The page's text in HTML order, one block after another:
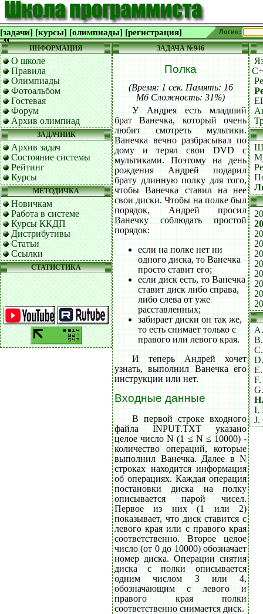
[задачи] [курсы] [олимпиады] [регистрация] Логин:
ИНФОРМАЦИЯ
О школе
Правила
Олимпиады
Фотоальбом
Гостевая
Форум
Архив олимпиад
ЗАДАЧНИК
Архив задач
Состояние системы
Рейтинг
Курсы
МЕТОДИЧКА
Новичкам
Работа в системе
Курсы ККДП
Дистрибутивы
Статьи
Ссылки
СТАТИСТИКА
ЗАДАЧА №946
Полка
(Время: 1 сек. Память: 16
Мб Сложность: 31%)
У Андрея есть младший
брат Ванечка, который очень
любит смотреть мультики.
Ванечка вечно разбрасывал по
дому и терял свои DVD с
мультиками. Поэтому на день
рождения Андрей подарил
брату длинную полку для того,
чтобы Ванечка ставил на нее
свои диски. Чтобы на полке был
порядок, Андрей просил
Ванечку соблюдать простой
порядок:
если на полке нет ни
одного диска, то Ванечка
просто ставит его;
если диск есть, то Ванечка
ставит диск либо справа,
либо слева от уже
расставленных;
забирает диски он так же,
то есть снимает только с
правого или левого края.
И теперь Андрей хочет
узнать, выполнил Ванечка его
инструкции или нет.
Входные данные
В первой строке входного
файла INPUT.TXT указано
целое число N (1 ≤ N ≤ 10000) -
количество операций, которые
выполнил Ванечка. Далее в N
строках находится информация
об операциях. Каждая операция
постановки диска на полку
описывается парой чисел.
Первое из них (1 или 2)
показывает, что диск ставится с
левого края или с правого края
соответственно. Второе целое
число (от 0 до 10000) обозначает
номер диска. Операции снятия
диска с полки описывается
одним числом 3 или 4,
обозначающим с левого и
правого края полки
соответственно снимается диск.
I.
J.